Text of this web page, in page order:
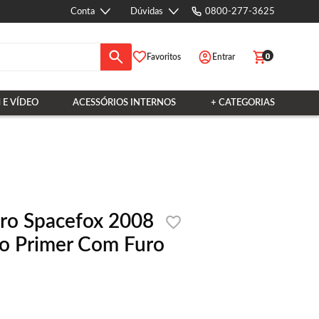
Conta Dúvidas 0800-277-3625
Favoritos Entrar 0
E VÍDEO ACESSÓRIOS INTERNOS + CATEGORIAS
Spacefox 2008
Primer Com Furo